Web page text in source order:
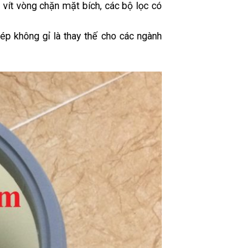
vòng chặn mặt bích, các bộ lọc có
không gỉ là thay thế cho các ngành